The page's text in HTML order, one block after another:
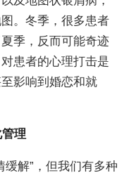
。冬季，很多患者
季，反而可能奇迹
患者的心理打击是
影响到婚恋和就
理
解”，但我们有多种